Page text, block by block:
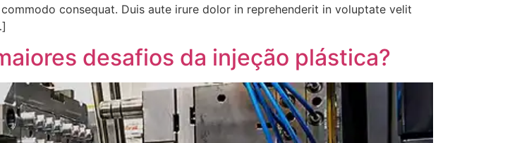
consequat. Duis aute irure dolor in reprehenderit in voluptate velit
desafios da injeção plástica?